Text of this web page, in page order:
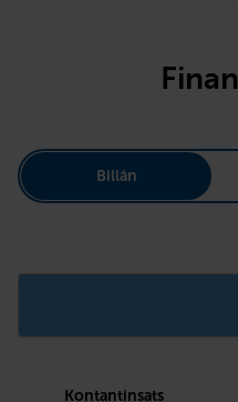
Billån
Kontantinsats